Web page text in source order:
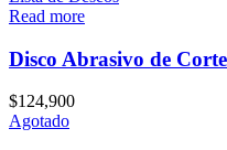
Read more
Disco Abrasivo de
$124,900
Agotado